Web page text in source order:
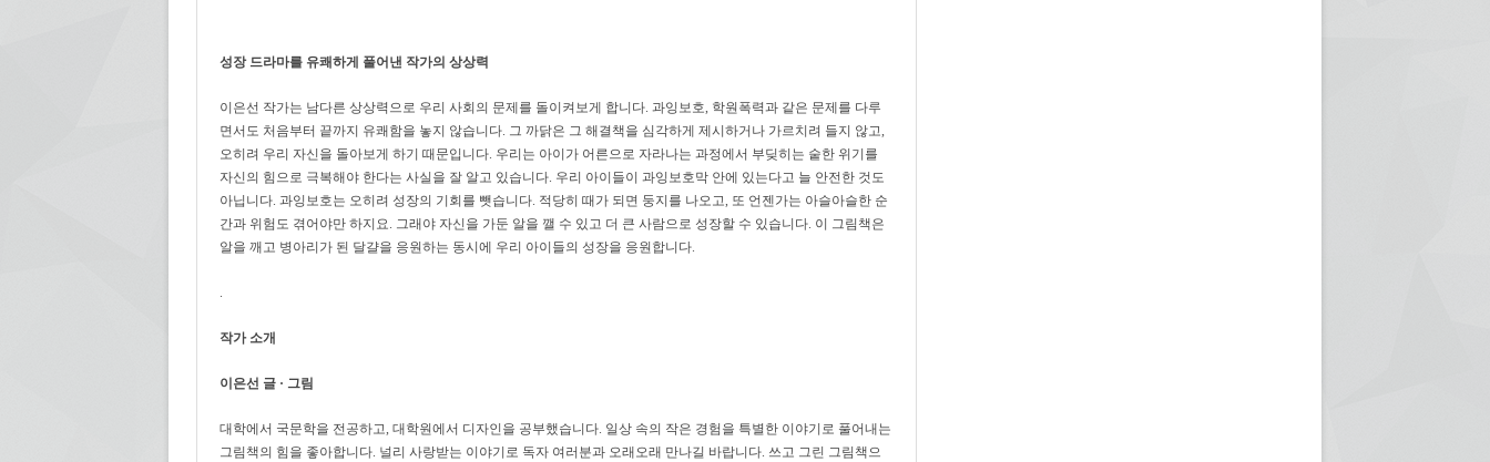
성장 드라마를 유쾌하게 풀어낸 작가의 상상력
이은선 작가는 남다른 상상력으로 우리 사회의 문제를 돌이켜보게 합니다. 과잉보호, 학원폭력과 같은 문제를 다루
면서도 처음부터 끝까지 유쾌함을 놓지 않습니다. 그 까닭은 그 해결책을 심각하게 제시하거나 가르치려 들지 않고,
오히려 우리 자신을 돌아보게 하기 때문입니다. 우리는 아이가 어른으로 자라나는 과정에서 부딪히는 숱한 위기를
자신의 힘으로 극복해야 한다는 사실을 잘 알고 있습니다. 우리 아이들이 과잉보호막 안에 있는다고 늘 안전한 것도
아닙니다. 과잉보호는 오히려 성장의 기회를 뺏습니다. 적당히 때가 되면 둥지를 나오고, 또 언젠가는 아슬아슬한 순
간과 위험도 겪어야만 하지요. 그래야 자신을 가둔 알을 깰 수 있고 더 큰 사람으로 성장할 수 있습니다. 이 그림책은
알을 깨고 병아리가 된 달걀을 응원하는 동시에 우리 아이들의 성장을 응원합니다.
작가 소개
이은선 글 · 그림
대학에서 국문학을 전공하고, 대학원에서 디자인을 공부했습니다. 일상 속의 작은 경험을 특별한 이야기로 풀어내는
그림책의 힘을 좋아합니다. 널리 사랑받는 이야기로 독자 여러분과 오래오래 만나길 바랍니다. 쓰고 그린 그림책으